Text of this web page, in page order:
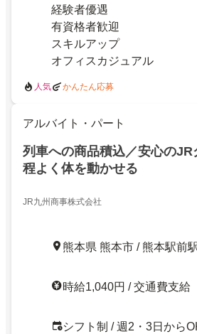
経験者優遇
有資格者歓迎
スキルアップ
オフィスカジュアル
人気 かんたん応募
アルバイト・パート
列車への商品積込／安心の
程よく体を動かせる
JR九州商事株式会社
熊本県 熊本市 / 熊本駅前
時給1,040円 / 交通費支給
シフト制 / 週2・3日から